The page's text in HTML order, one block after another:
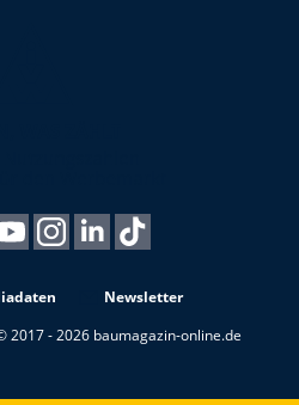
Newsletter
2017 - 2026 baumagazin-online.de